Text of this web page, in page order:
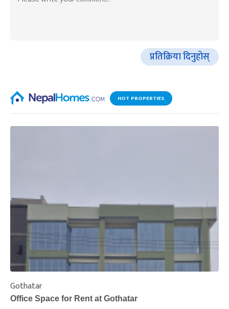
प्रतिक्रिया दिनुहोस्
HOT PROPERTIES
Gothatar
Office Space for Rent at Gothatar